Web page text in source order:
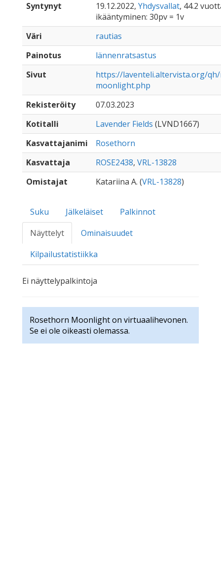
Syntynyt
19.12.2022, Yhdysvallat, 44.2
ikääntyminen: 30pv = 1v
Väri
rautias
Painotus
lännenratsastus
Sivut
https://laventeli.altervista.org/
moonlight.php
Rekisteröity
07.03.2023
Kotitalli
Lavender Fields (LVND1667)
Kasvattajanimi
Rosethorn
Kasvattaja
ROSE2438, VRL-13828
Omistajat
Katariina A. (VRL-13828)
Suku Jälkeläiset
Palkinnot
Näyttelyt
Ominaisuudet
Kilpailustatistiikka
Ei näyttelypalkintoja
Rosethorn Moonlight on virtuaalihevonen.
Se ei ole oikeasti olemassa.